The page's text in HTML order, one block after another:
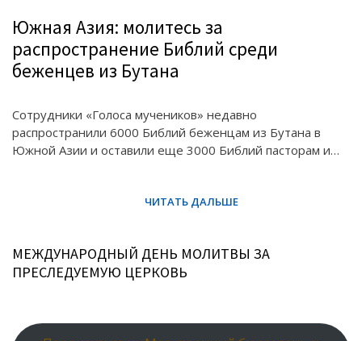
Южная Азия: молитесь за
распространение Библий среди
беженцев из Бутана
Сотрудники «Голоса мучеников» недавно
распространили 6000 Библий беженцам из Бутана в
Южной Азии и оставили еще 3000 Библий пасторам и…
МЕЖДУНАРОДНЫЙ ДЕНЬ МОЛИТВЫ ЗА
ПРЕСЛЕДУЕМУЮ ЦЕРКОВЬ